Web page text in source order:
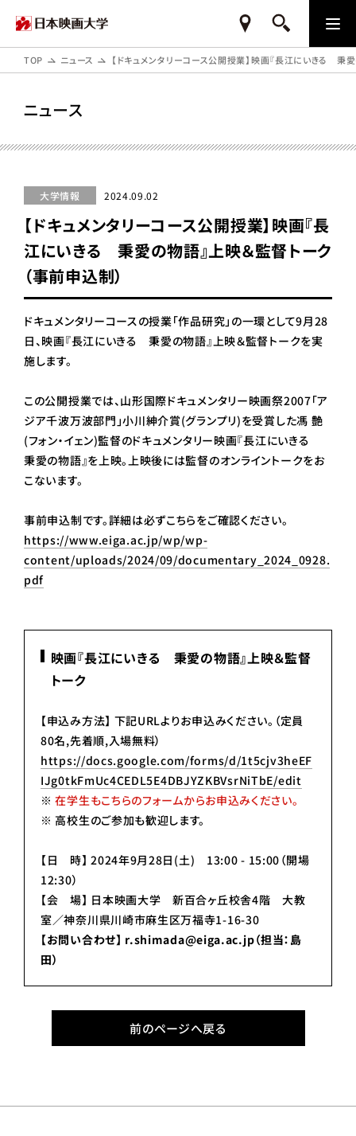
TOP ニュース 【ドキュメンタリーコース公開授業】映画『長江にいきる 秉
ニュース
大学情報 2024.09.02
【ドキュメンタリーコース公開授業】映画『長
江にいきる 秉愛の物語』上映＆監督トーク
（事前申込制）
ドキュメンタリーコースの授業「作品研究」の一環として9月28
日、映画『長江にいきる 秉愛の物語』上映＆監督トークを実
施します。
この公開授業では、山形国際ドキュメンタリー映画祭2007「ア
ジア千波万波部門」小川紳介賞(グランプリ)を受賞した馮 艶
(フォン・イェン)監督のドキュメンタリー映画『長江にいきる
秉愛の物語』を上映。上映後には監督のオンライントークをお
こないます。
事前申込制です。詳細は必ずこちらをご確認ください。
https://www.eiga.ac.jp/wp/wp-
content/uploads/2024/09/documentary_2024_0928.
pdf
映画『長江にいきる 秉愛の物語』上映＆監督
トーク
【申込み方法】 下記URLよりお申込みください。（定員
80名,先着順,入場無料）
https://docs.google.com/forms/d/1t5cjv3heEF
IJg0tkFmUc4CEDL5E4DBJYZKBVsrNiTbE/edit
※在学生もこちらのフォームからお申込みください。
※ 高校生のご参加も歓迎します。
【日 時】 2024年9月28日(土) 13:00 - 15:00（開場
12:30）
【会 場】 日本映画大学 新百合ヶ丘校舎4階 大教
室／神奈川県川崎市麻生区万福寺1-16-30
【お問い合わせ】 r.shimada@eiga.ac.jp（担当：島
田）
前のページへ戻る